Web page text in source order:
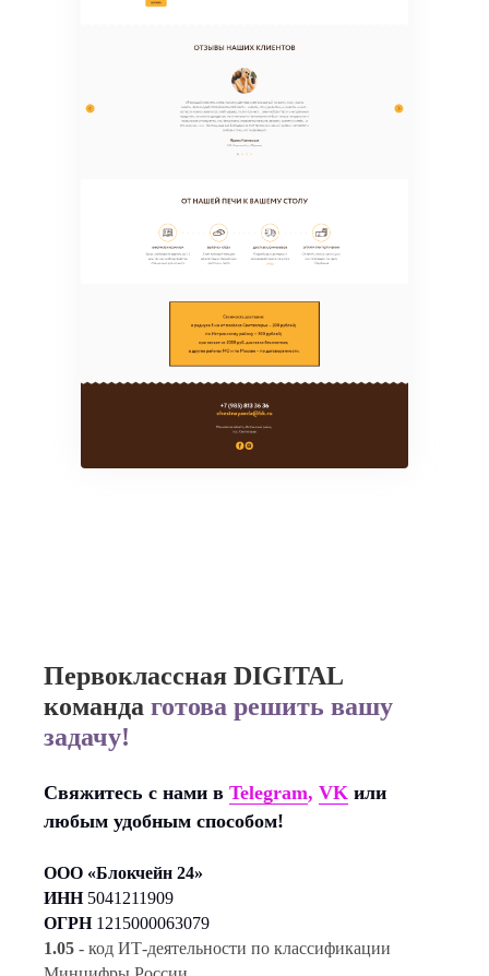
Первоклассная DIGITAL
команда готова решить вашу
задачу!
Свяжитесь с нами в Telegram, VK или
любым удобным способом!
ООО «Блокчейн 24»
ИНН 5041211909
ОГРН 1215000063079
1.05 - код ИТ-деятельности по классификации